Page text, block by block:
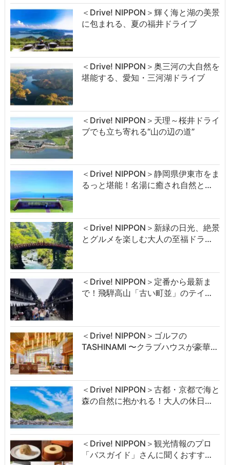
＜Drive! NIPPON＞輝く海と湖の美景
に包まれる、夏の福井ドライブ
＜Drive! NIPPON＞奥三河の大自然を
堪能する、愛知・三河湖ドライブ
＜Drive! NIPPON＞天理～桜井ドライ
ブでも立ち寄れる“山の辺の道”
＜Drive! NIPPON＞静岡県伊東市をま
るっと堪能！名湯に癒され自然と…
＜Drive! NIPPON＞新緑の日光、絶景
とグルメを楽しむ大人の至福ドラ…
＜Drive! NIPPON＞定番から最新ま
で！飛騨高山「古い町並」のテイ…
＜Drive! NIPPON＞ゴルフの
TASHINAMI 〜クラブハウスが豪華…
＜Drive! NIPPON＞古都・京都で海と
森の自然に抱かれる！大人の休日…
＜Drive! NIPPON＞観光情報のプロ
「バスガイド」さんに聞くおすす…